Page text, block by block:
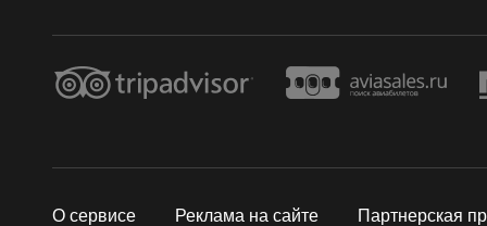
О сервисе Реклама на сайте Партнерская